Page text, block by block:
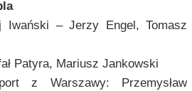
Iwański – Jerzy Engel, Tomasz
Patyra, Mariusz Jankowski
z Warszawy: Przemysław